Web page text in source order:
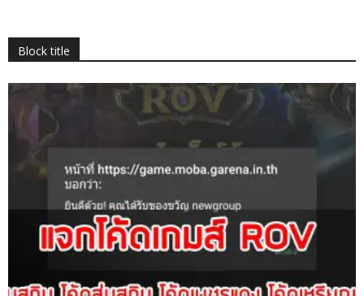
Block title